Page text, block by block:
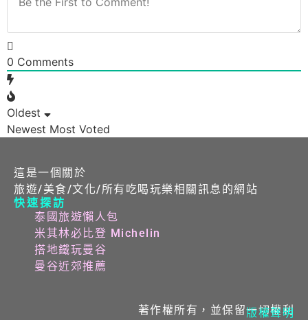
0 Comments
Oldest
Newest Most Voted
這是一個關於
旅遊/美食/文化/所有吃喝玩樂相關訊息的網站
快速探訪
泰國旅遊懶人包
米其林必比登 Michelin
搭地鐵玩曼谷
曼谷近郊推薦
著作權所有，並保留一切權利
版權聲明